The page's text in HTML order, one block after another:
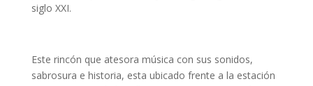
siglo XXI.
Este rincón que atesora música con sus sonidos,
sabrosura e historia, esta ubicado frente a la estación